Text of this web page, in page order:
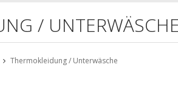
/ UNTERWÄSCHE
Thermokleidung / Unterwäsche